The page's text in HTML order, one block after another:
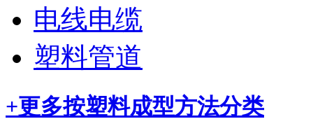
电线电缆
塑料管道
+更多按塑料成型方法分类